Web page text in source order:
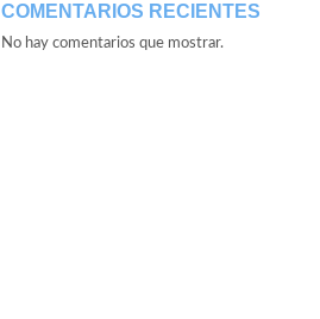
COMENTARIOS RECIENTES
No hay comentarios que mostrar.